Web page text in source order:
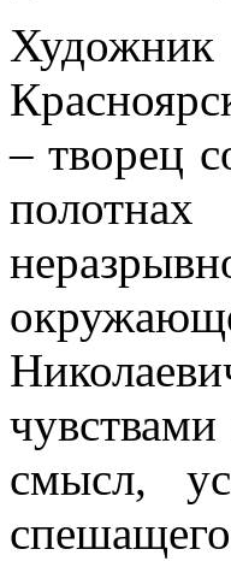
Художник
– творец
смысл,